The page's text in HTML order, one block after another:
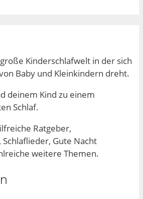
Kinderschlafwelt in der sich
Baby und Kleinkindern dreht.
deinem Kind zu einem
Schlaf.
Ratgeber,
Gute Nacht
weitere Themen.